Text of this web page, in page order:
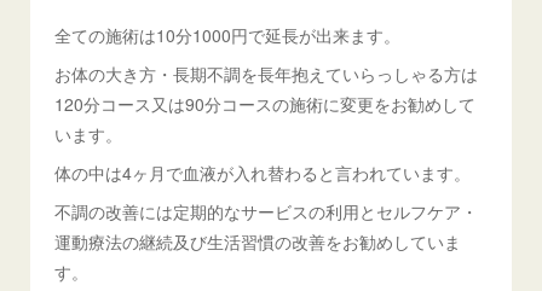
全ての施術は10分1000円で延長が出来ます。
お体の大き方・長期不調を長年抱えていらっしゃる方は
120分コース又は90分コースの施術に変更をお勧めして
います。
体の中は4ヶ月で血液が入れ替わると言われています。
不調の改善には定期的なサービスの利用とセルフケア・
運動療法の継続及び生活習慣の改善をお勧めしていま
す。